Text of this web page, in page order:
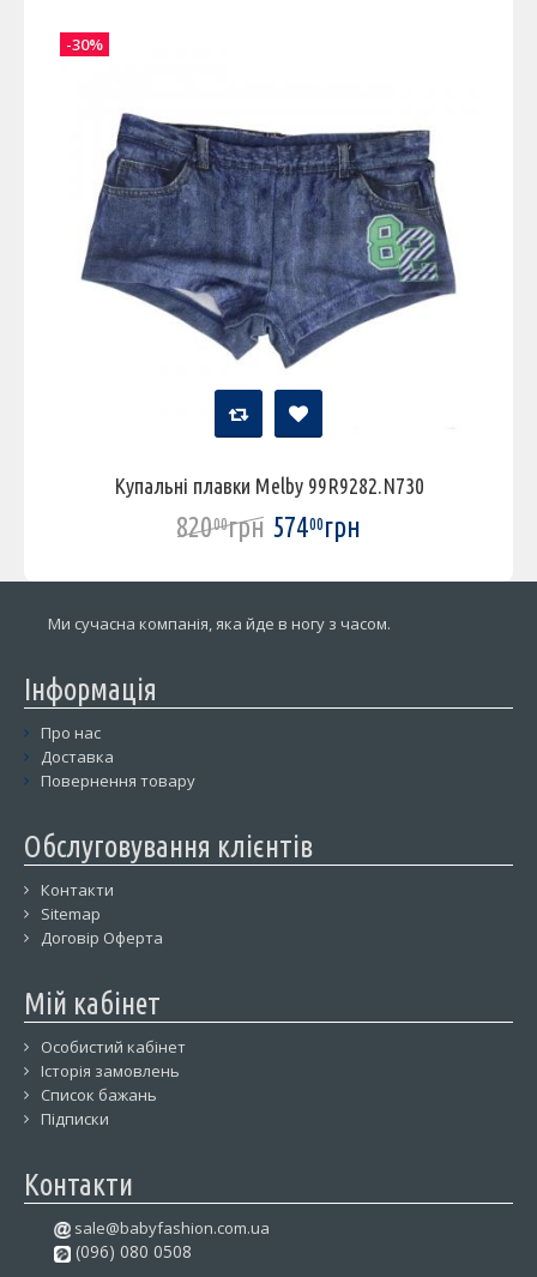
Купальні плавки Melby 99R9282.N730
82000грн 57400грн
-30%
Ми сучасна компанія, яка йде в ногу з часом.
Інформація
Про нас
Доставка
Повернення товару
Обслуговування клієнтів
Контакти
Sitemap
Договір Оферта
Мій кабінет
Особистий кабінет
Історія замовлень
Список бажань
Підписки
Контакти
sale@babyfashion.com.ua
(096) 080 0508